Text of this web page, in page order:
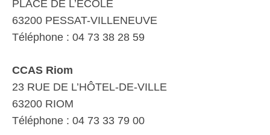
PLACE DE L’ÉCOLE
63200 PESSAT-VILLENEUVE
Téléphone : 04 73 38 28 59
CCAS Riom
23 RUE DE L’HÔTEL-DE-VILLE
63200 RIOM
Téléphone : 04 73 33 79 00